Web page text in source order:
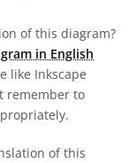
of this diagram?
in English
like Inkscape
remember to
of this